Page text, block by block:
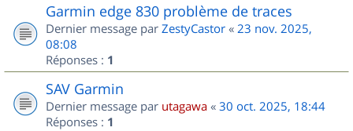
Garmin edge 830 problème de traces
Dernier message par ZestyCastor « 23 nov. 2025,
08:08
Réponses : 1
SAV Garmin
Dernier message par utagawa « 30 oct. 2025, 18:44
Réponses : 1